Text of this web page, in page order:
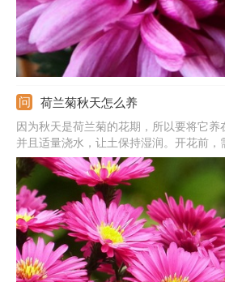
荷兰菊秋天怎么养
因为秋天是荷兰菊的花期，所以要将它养
并且适量浇水，让土保持湿润。开花前，
肥。开花时，需要四至五天施一次肥。
的枝条剪短，残花剪掉。入冬前，还要浇